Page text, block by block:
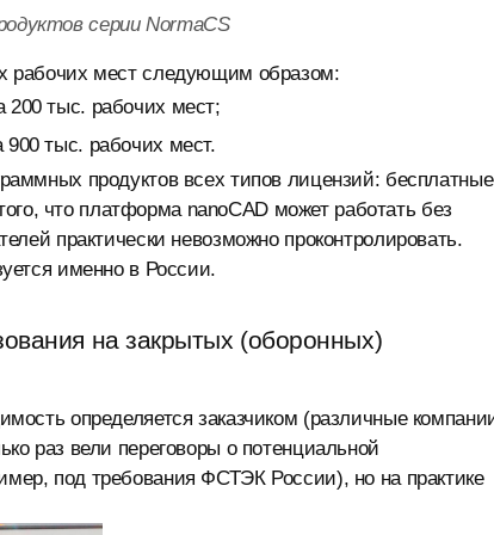
серии NormaCS
рабочих мест следующим образом:
200 тыс. рабочих мест;
900 тыс. рабочих мест.
продуктов всех типов лицензий:
что платформа nanoCAD может работать без
практически невозможно проконтролировать.
именно в России.
на закрытых (оборонных)
определяется заказчиком (различные
раз вели переговоры о потенциальной
под требования ФСТЭК России), но на практике